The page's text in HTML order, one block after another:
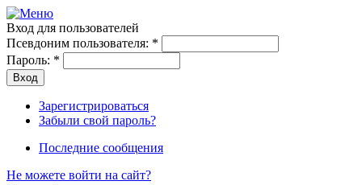
Вход для пользователей
Псевдоним пользователя: *
Пароль: *
Зарегистрироваться
Забыли свой пароль?
Последние сообщения
Не можете войти на сайт?